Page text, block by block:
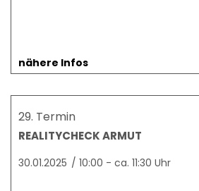
nähere Infos
29. Termin
REALITYCHECK ARMUT
30.01.2025 / 10:00 - ca. 11:30 Uhr